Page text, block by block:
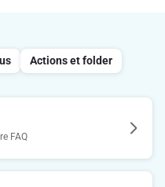
Actions et folder
FAQ